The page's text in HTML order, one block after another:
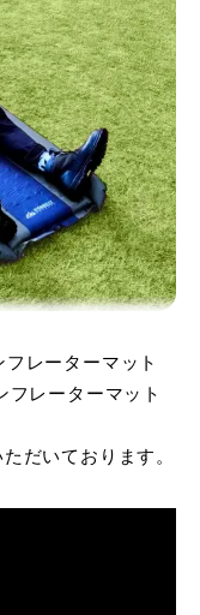
レーターマット
フレーターマット
だいております。